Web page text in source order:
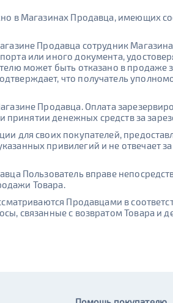
в Магазинах Продавца, имеющих
Продавца сотрудник
или иного документа,
может быть отказано в
что получатель
Продавца. Оплата
принятии денежных средств за
для своих покупателей,
привилегий и не
Пользователь вправе
Товара.
Продавцами в
связанные с возвратом Товара и